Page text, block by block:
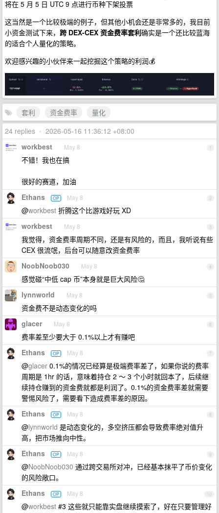
将在 5 月 5 日 UTC 9 点进行币种下架投票
这当然是一个比较极端的例子，但其他小机会还是非常多的，我目前
小资金测试下来， 跨 DEX-CEX 资金费率套利确实是一个还比较蓝海
的适合个人量化的策略。
欢迎感兴趣的小伙伴来一起挖掘这个策略的利润💰
套利 资金费率
量化
24 replies • 2026-05-16 11:36:12 +08:00
1
workbest May 8
不错！我也在搞
很好的赛道，加油
2
Ethans OP May 8
@workbest 折腾这个比游戏好玩 XD
3
workbest May 8
我觉得，资金费率周期不同，还是有风险的，而且，我听说有些
CEX 很流氓，后台可以随意改资金费率
4
NoobNoob030 May 8
感觉碰“中低 cap 币”本身就是巨大风险🤔
5
lynnworld May 8
资金费不是动态变化的吗
6
glacer May 8
费率差至少要大于 0.1%以上才有赚吧
7
Ethans OP May 8
@glacer 0.1%的情况已经算是极端费率差了，如果你说的费率
周期是 1hr 的话，意味着持仓 2 ～ 3 个小时就回本了，后续继
续持仓赚到的资金费就都是利润了。0.1%的资金费率差就需要
警惕风险了，需要看下造成费率差的原因。
8
Ethans OP May 8
@lynnworld 是动态变化的，多空挤压都会导致费率绝对值升
高，把市场推向中性。
9
Ethans OP May 8
@NoobNoob030 通过跨交易所对冲，已经基本抹平了币价变化
的风险敞口。
10
Ethans OP May 8
@workbest #3 这些就只能靠实盘继续摸索了，好在只要管理好